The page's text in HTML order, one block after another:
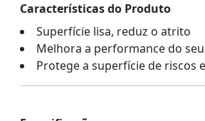
Características do Produto
Superfície lisa, reduz o atrito
Melhora a performance do
Protege a superfície de riscos